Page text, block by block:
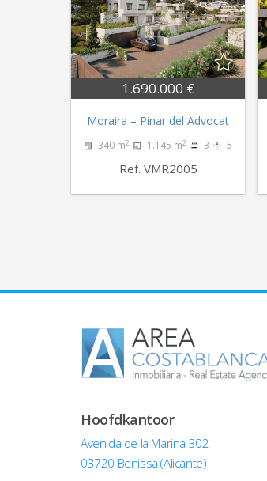
1.690.000 €
Moraira – Pinar del Advocat
340 m2 1.145 m2 3 5
Ref. VMR2005
Hoofdkantoor
Avenida de la Marina 302
03720 Benissa (Alicante)